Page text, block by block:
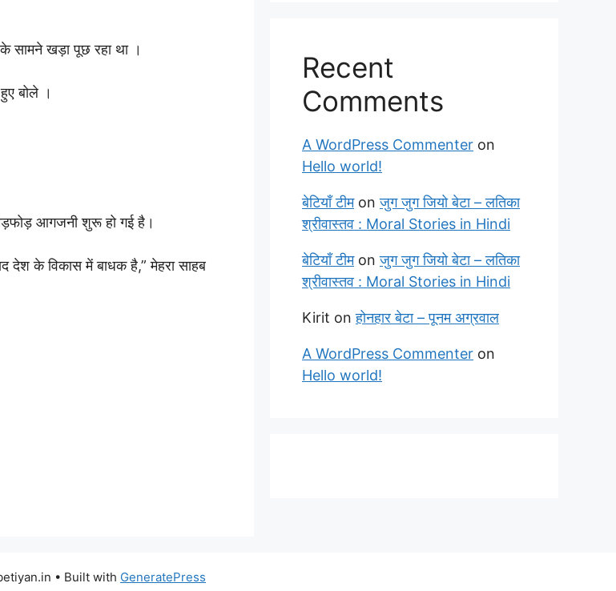
सामने खड़ा पूछ रहा था ।
बोले ।
आगजनी शुरू हो गई है।
देश के विकास में बाधक है,” मेहरा साहब
Recent
Comments
A WordPress Commenter on
Hello world!
बेटियाँ टीमonजुग जुग जियो बेटा – लतिका
श्रीवास्तव : Moral Stories in Hindi
बेटियाँ टीमonजुग जुग जियो बेटा – लतिका
श्रीवास्तव : Moral Stories in Hindi
Kirit onहोनहार बेटा – पूनम अग्रवाल
A WordPress Commenter on
Hello world!
• Built with GeneratePress